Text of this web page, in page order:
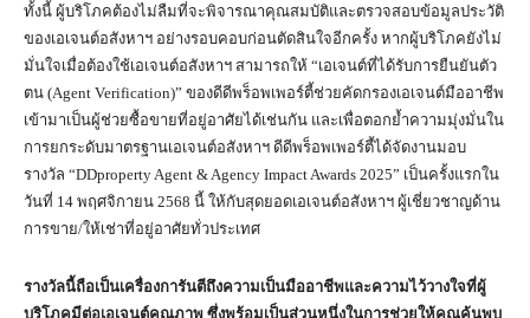
ทั้งนี้ ผู้บริโภคต้องไม่ลืมที่จะพิจารณาคุณสมบัติและตรวจสอบข้อมูลประวัติ
ของเอเจนต์อสังหาฯ อย่างรอบคอบก่อนตัดสินใจอีกครั้ง หากผู้บริโภคยังไม่
มั่นใจเมื่อต้องใช้เอเจนต์อสังหาฯ สามารถให้ “เอเจนต์ที่ได้รับการยืนยันตัว
ตน (Agent Verification)” ของดีดีพร็อพเพอร์ตี้ช่วยคัดกรองเอเจนต์มืออาชีพ
เข้ามาเป็นผู้ช่วยซื้อขายที่อยู่อาศัยได้เช่นกัน และเพื่อตอกย้ำความมุ่งมั่นใน
การยกระดับมาตรฐานเอเจนต์อสังหาฯ ดีดีพร็อพเพอร์ตี้ได้จัดงานมอบ
รางวัล “DDproperty Agent & Agency Impact Awards 2025” เป็นครั้งแรกใน
วันที่ 14 พฤศจิกายน 2568 นี้ ให้กับสุดยอดเอเจนต์อสังหาฯ ผู้เชี่ยวชาญด้าน
การขาย/ให้เช่าที่อยู่อาศัยทั่วประเทศ
รางวัลนี้ถือเป็นเครื่องการันตีถึงความเป็นมืออาชีพและความไว้วางใจที่ผู้
บริโภคมีต่อเอเจนต์คุณภาพ ซึ่งพร้อมเป็นส่วนหนึ่งในการช่วยให้คุณค้นพบ